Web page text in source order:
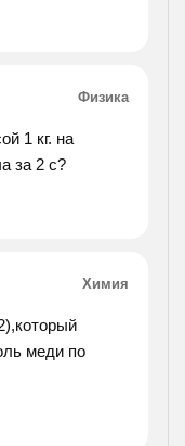
Физика
1 кг. на
за 2 с?
Химия
меди по